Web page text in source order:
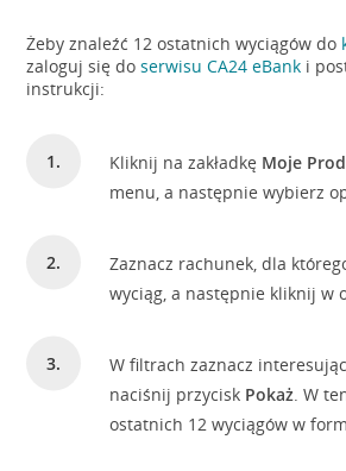
Żeby znaleźć 12 ostatnich wyciągów do
zaloguj się doserwisu CA24 eBank i
instrukcji:
Kliknij na zakładkę Moje
menu, a następnie wybierz
Zaznacz rachunek, dla
wyciąg, a następnie kliknij w
W filtrach zaznacz
naciśnij przycisk Pokaż. W
ostatnich 12 wyciągów w